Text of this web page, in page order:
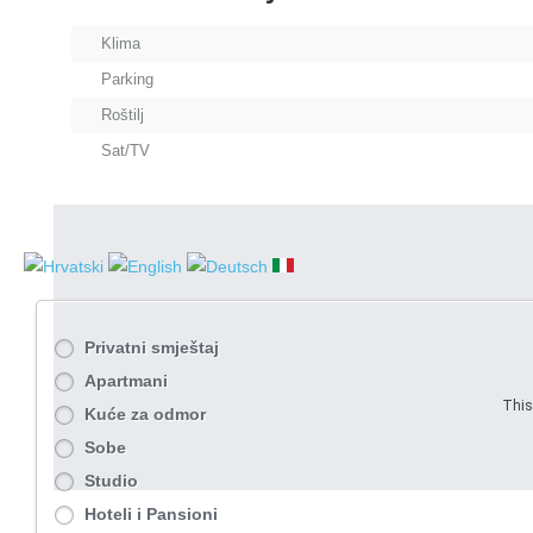
Klima
Parking
Roštilj
Sat/TV
Privatni smještaj
Apartmani
Kuće za odmor
Sobe
Studio
Hoteli i Pansioni